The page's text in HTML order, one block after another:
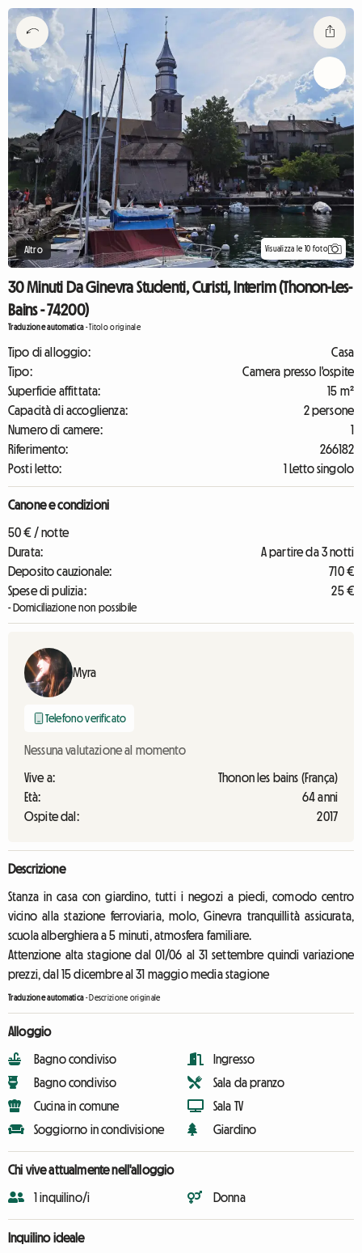
Altro Visualizza le 10 foto
30 Minuti Da Ginevra Studenti, Curisti, Interim (Thonon-Les-
Bains - 74200)
Traduzione automatica-Titolo originale
Tipo di alloggio:
Casa
Tipo:
Camera presso l'ospite
Superficie affittata:
15 m²
Capacità di accoglienza:
2 persone
Numero di camere:
1
Riferimento:
266182
Posti letto:
1 Letto singolo
Canone e condizioni
50 € / notte
Durata:
A partire da 3 notti
Deposito cauzionale:
710 €
Spese di pulizia:
25 €
- Domiciliazione non possibile
Myra
Telefono verificato
Nessuna valutazione al momento
Vive a:
Thonon les bains (França)
Età:
64 anni
Ospite dal:
2017
Descrizione
Stanza in casa con giardino, tutti i negozi a piedi, comodo centro
vicino alla stazione ferroviaria, molo, Ginevra tranquillità assicurata,
scuola alberghiera a 5 minuti, atmosfera familiare.
Attenzione alta stagione dal 01/06 al 31 settembre quindi variazione
prezzi, dal 15 dicembre al 31 maggio media stagione
Traduzione automatica-Descrizione originale
Alloggio
Bagno condiviso
Bagno condiviso
Cucina in comune
Soggiorno in condivisione
Ingresso
Sala da pranzo
Sala TV
Giardino
Chi vive attualmente nell'alloggio
1 inquilino/i Donna
Inquilino ideale